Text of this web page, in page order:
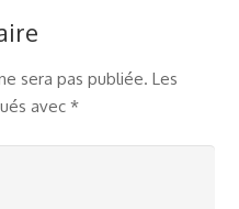
sera pas publiée. Les
avec *